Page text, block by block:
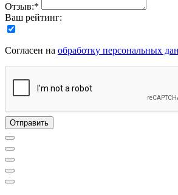
Отзыв:*
Ваш рейтинг:
Согласен на обработку персональных